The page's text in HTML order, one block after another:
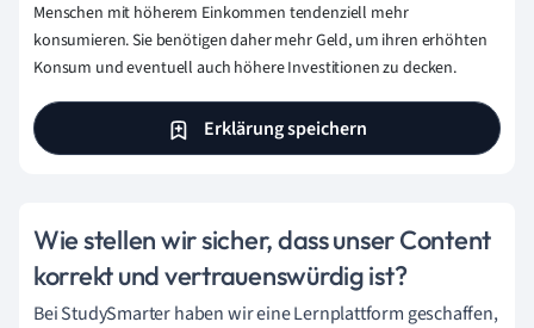
Menschen mit höherem Einkommen tendenziell mehr
konsumieren. Sie benötigen daher mehr Geld, um ihren erhöhten
Konsum und eventuell auch höhere Investitionen zu decken.
Erklärung speichern
Wie stellen wir sicher, dass unser Content
korrekt und vertrauenswürdig ist?
Bei StudySmarter haben wir eine Lernplattform geschaffen,